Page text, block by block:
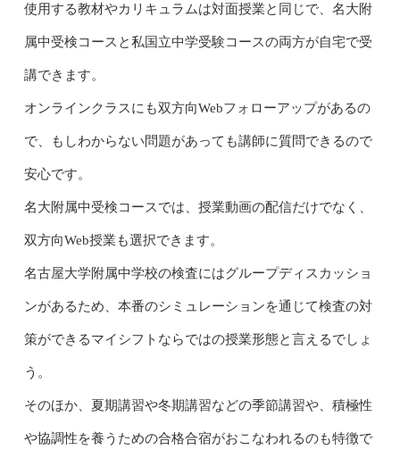
使用する教材やカリキュラムは対面授業と同じで、名大附
属中受検コースと私国立中学受験コースの両方が自宅で受
講できます。
オンラインクラスにも双方向Webフォローアップがあるの
で、もしわからない問題があっても講師に質問できるので
安心です。
名大附属中受検コースでは、授業動画の配信だけでなく、
双方向Web授業も選択できます。
名古屋大学附属中学校の検査にはグループディスカッショ
ンがあるため、本番のシミュレーションを通じて検査の対
策ができるマイシフトならではの授業形態と言えるでしょ
う。
そのほか、夏期講習や冬期講習などの季節講習や、積極性
や協調性を養うための合格合宿がおこなわれるのも特徴で